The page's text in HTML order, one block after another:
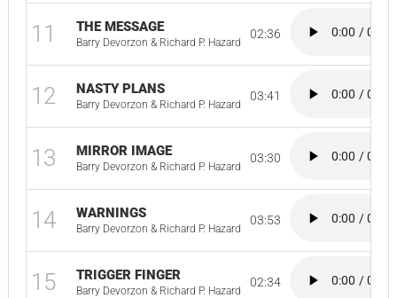
11 THE MESSAGE
Barry Devorzon & Richard P. Hazard
02:36
12 NASTY PLANS
Barry Devorzon & Richard P. Hazard
03:41
13 MIRROR IMAGE
Barry Devorzon & Richard P. Hazard
03:30
14 WARNINGS
Barry Devorzon & Richard P. Hazard
03:53
15 TRIGGER FINGER
Barry Devorzon & Richard P. Hazard
02:34